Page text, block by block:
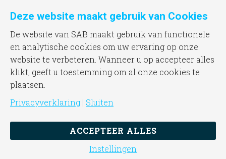
Bezoekadres Amsterdam
gevestigd in het INIT
unit 331b
Jacob Bontiusplaats 9
1018 LL Amsterdam
Bezoekadres Arnhem
Frombergdwarsstraat 54
6814 DZ Arnhem
Deze website maakt gebruik van Cookies
De website van SAB maakt gebruik van functionele
en analytische cookies om uw ervaring op onze
website te verbeteren. Wanneer u op accepteer alles
klikt, geeft u toestemming om al onze cookies te
plaatsen.
Privacyverklaring | Sluiten
ACCEPTEER ALLES
Instellingen